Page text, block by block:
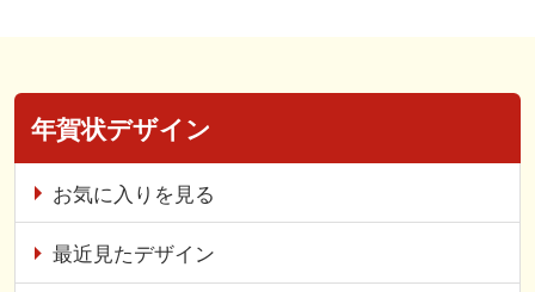
年賀状デザイン
お気に入りを見る
最近見たデザイン